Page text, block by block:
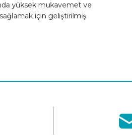
yüksek mukavemet ve
için geliştirilmiş